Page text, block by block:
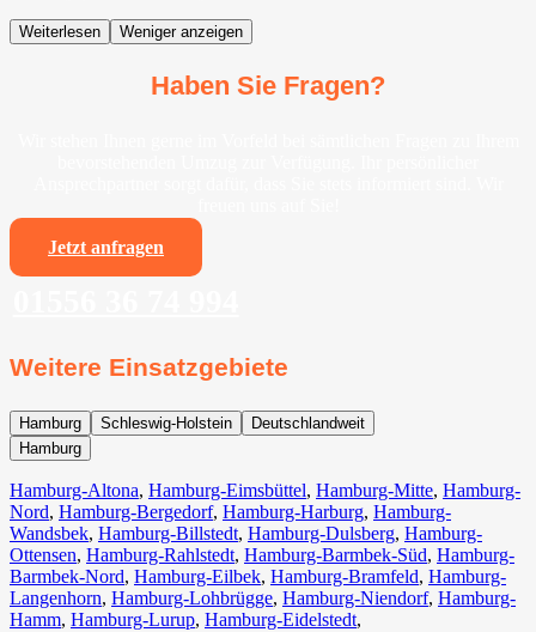
Weiterlesen Weniger anzeigen
Haben Sie Fragen?
Jetzt anfragen
Weitere Einsatzgebiete
Hamburg Schleswig-Holstein
Deutschlandweit
Hamburg
Hamburg-Altona, Hamburg-Eimsbüttel, Hamburg-Mitte, Hamburg-
Nord, Hamburg-Bergedorf, Hamburg-Harburg, Hamburg-
Wandsbek, Hamburg-Billstedt, Hamburg-Dulsberg, Hamburg-
Ottensen, Hamburg-Rahlstedt, Hamburg-Barmbek-Süd, Hamburg-
Barmbek-Nord, Hamburg-Eilbek, Hamburg-Bramfeld, Hamburg-
Langenhorn, Hamburg-Lohbrügge, Hamburg-Niendorf, Hamburg-
Hamm, Hamburg-Lurup, Hamburg-Eidelstedt,